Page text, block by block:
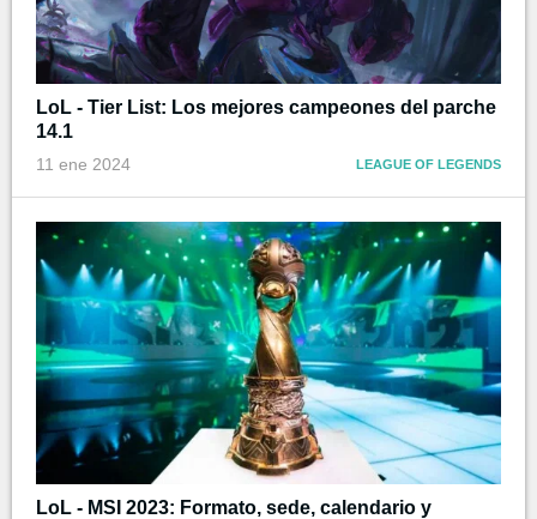
LoL - Tier List: Los mejores campeones del parche
14.1
11 ene 2024 LEAGUE OF LEGENDS
LoL - MSI 2023: Formato, sede, calendario y